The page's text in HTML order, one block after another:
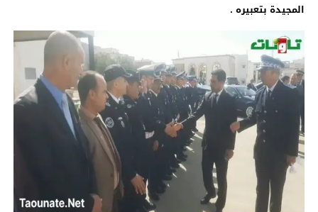
المجيدة بتعبيره .